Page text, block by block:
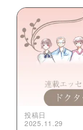
投稿日
2025.11.29